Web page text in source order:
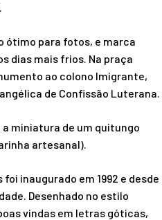
ótimo para fotos, e marca
dias mais frios. Na praça
ao colono Imigrante,
de Confissão Luterana.
miniatura de um quitungo
artesanal).
inaugurado em 1992 e desde
Desenhado no estilo
vindas em letras góticas,